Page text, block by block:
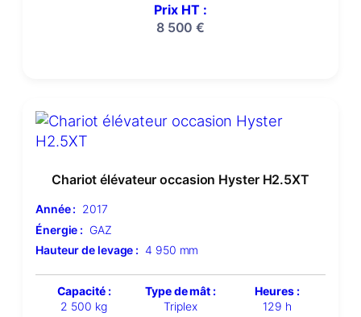
Prix HT :
8 500€
Chariot élévateur occasion Hyster H2.5XT
Année : 2017
Énergie : GAZ
Hauteur de levage : 4 950 mm
Capacité :
2 500 kg
Type de mât :
Triplex
Heures :
129 h